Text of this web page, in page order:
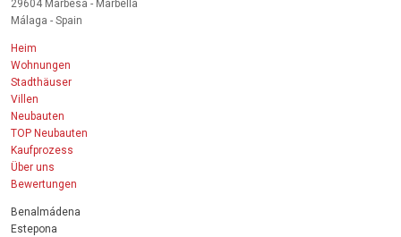
29604 Marbesa - Marbella
Málaga - Spain
Heim
Wohnungen
Stadthäuser
Villen
Neubauten
TOP Neubauten
Kaufprozess
Über uns
Bewertungen
Benalmádena
Estepona